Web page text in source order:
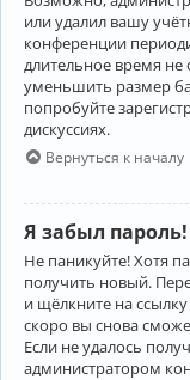
или удалил вашу
конференции
длительное время
уменьшить размер
попробуйте
дискуссиях.
Вернуться к началу
Я забыл пароль!
Не паникуйте! Хотя
получить новый.
и щёлкните на ссылку
скоро вы снова
Если не удалось
администратором